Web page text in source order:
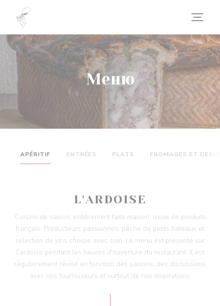
Панель управления cookies
Меню
APÉRITIF ENTRÉES PLATS FROMAGES ET
L'ARDOISE
Cuisine de saison, entièrement faite maison, issue de produits
français. Producteurs passionnés, pêche de petits bateaux et
sélection de vins choisie avec soin. Le menu est présenté sur
l'ardoise pendant les heures d'ouverture du restaurant. Il est
régulièrement révisé en fonction des saisons, des discussions
avec nos fournisseurs et surtout de nos inspirations.